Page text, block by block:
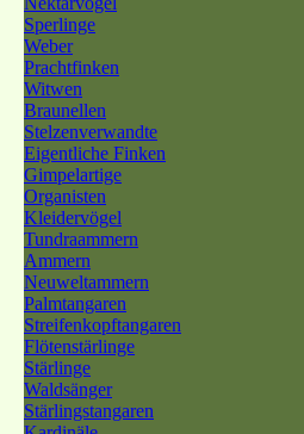
Sperlinge
Weber
Prachtfinken
Witwen
Braunellen
Stelzenverwandte
Eigentliche Finken
Gimpelartige
Organisten
Kleidervögel
Tundraammern
Ammern
Neuweltammern
Palmtangaren
Streifenkopftangaren
Flötenstärlinge
Stärlinge
Waldsänger
Stärlingstangaren